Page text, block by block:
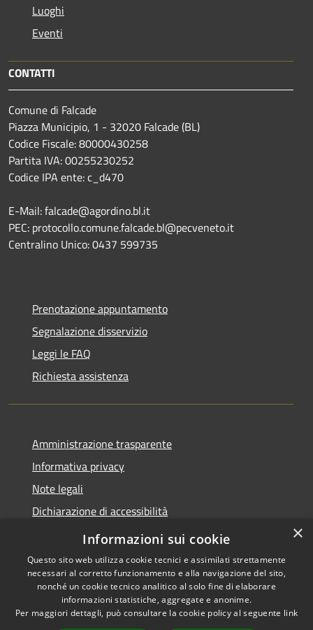
Luoghi
Eventi
CONTATTI
Comune di Falcade
Piazza Municipio, 1 - 32020 Falcade (BL)
Codice Fiscale: 80000430258
Partita IVA: 00255230252
Codice IPA ente: c_d470
E-Mail: falcade@agordino.bl.it
PEC: protocollo.comune.falcade.bl@pecveneto.it
Centralino Unico: 0437 599735
Prenotazione appuntamento
Segnalazione disservizio
Leggi le FAQ
Richiesta assistenza
Amministrazione trasparente
Informativa privacy
Note legali
Dichiarazione di accessibilità
Dichiarazione di accessibilità App Municipium
Accessibilità
Copyright © 2026 • Comune di
Falcade • Powered by
×
Informazioni sui cookie
Questo sito web utilizza cookie tecnici e assimilati strettamente
necessari al corretto funzionamento e alla navigazione del sito,
nonché un cookie tecnico analitico al solo fine di elaborare
informazioni statistiche, aggregate e anonime.
Per maggiori dettagli, può consultare la cookie policy al seguente link